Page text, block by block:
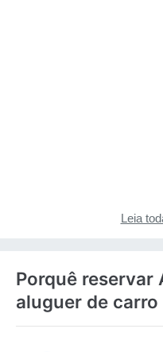
Leia
Porquê reservar
aluguer de carro